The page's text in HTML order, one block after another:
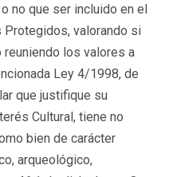
no que ser incluido en el
Protegidos, valorando si
reuniendo los valores a
Ley 4/1998, de
que justifique su
Cultural, tiene no
bien de carácter
arqueológico,